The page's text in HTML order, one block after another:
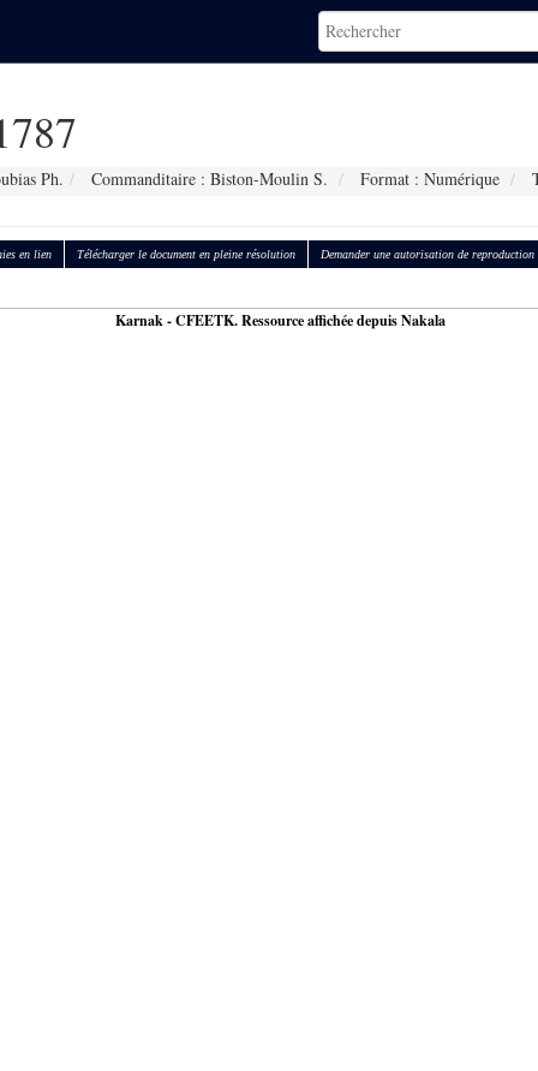
Ph. Commanditaire : Biston-Moulin S. Format : Numérique
en lien Télécharger le document en pleine résolution Demander une autorisation de reproduction